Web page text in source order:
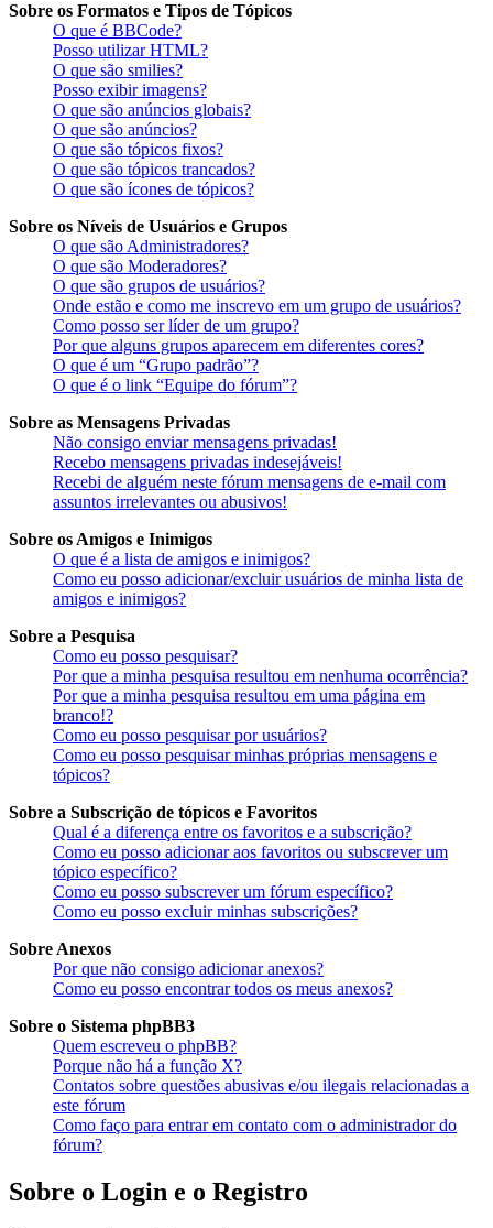
Sobre os Formatos e Tipos de Tópicos
O que é BBCode?
Posso utilizar HTML?
O que são smilies?
Posso exibir imagens?
O que são anúncios globais?
O que são anúncios?
O que são tópicos fixos?
O que são tópicos trancados?
O que são ícones de tópicos?
Sobre os Níveis de Usuários e Grupos
O que são Administradores?
O que são Moderadores?
O que são grupos de usuários?
Onde estão e como me inscrevo em um grupo de usuários?
Como posso ser líder de um grupo?
Por que alguns grupos aparecem em diferentes cores?
O que é um “Grupo padrão”?
O que é o link “Equipe do fórum”?
Sobre as Mensagens Privadas
Não consigo enviar mensagens privadas!
Recebo mensagens privadas indesejáveis!
Recebi de alguém neste fórum mensagens de e-mail com
assuntos irrelevantes ou abusivos!
Sobre os Amigos e Inimigos
O que é a lista de amigos e inimigos?
Como eu posso adicionar/excluir usuários de minha lista de
amigos e inimigos?
Sobre a Pesquisa
Como eu posso pesquisar?
Por que a minha pesquisa resultou em nenhuma ocorrência?
Por que a minha pesquisa resultou em uma página em
branco!?
Como eu posso pesquisar por usuários?
Como eu posso pesquisar minhas próprias mensagens e
tópicos?
Sobre a Subscrição de tópicos e Favoritos
Qual é a diferença entre os favoritos e a subscrição?
Como eu posso adicionar aos favoritos ou subscrever um
tópico específico?
Como eu posso subscrever um fórum específico?
Como eu posso excluir minhas subscrições?
Sobre Anexos
Por que não consigo adicionar anexos?
Como eu posso encontrar todos os meus anexos?
Sobre o Sistema phpBB3
Quem escreveu o phpBB?
Porque não há a função X?
Contatos sobre questões abusivas e/ou ilegais relacionadas a
este fórum
Como faço para entrar em contato com o administrador do
fórum?
Sobre o Login e o Registro